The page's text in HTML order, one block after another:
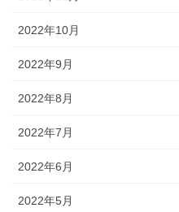
2022年10月
2022年9月
2022年8月
2022年7月
2022年6月
2022年5月
ホーム